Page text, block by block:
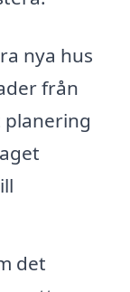
nya hus
från
det